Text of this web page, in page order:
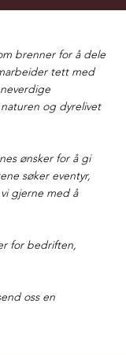
brenner for å dele
tett med
og dyrelivet
ønsker for å gi
søker eventyr,
gjerne med å
for bedriften,
oss en